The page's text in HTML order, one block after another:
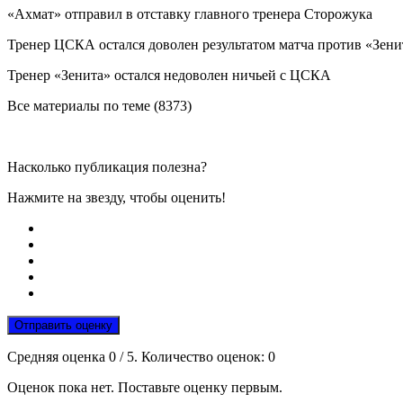
«Ахмат» отправил в отставку главного тренера Сторожука
Тренер ЦСКА остался доволен результатом матча против
Тренер «Зенита» остался недоволен ничьей с ЦСКА
Все материалы по теме (8373)
Насколько публикация полезна?
Нажмите на звезду, чтобы оценить!
Отправить оценку
Средняя оценка 0 / 5. Количество оценок: 0
Оценок пока нет. Поставьте оценку первым.